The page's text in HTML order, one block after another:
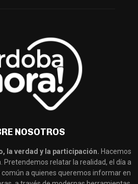
NOSOTROS
la verdad y la participación. Hacemos
Pretendemos relatar la realidad, el día a
común a quienes queremos informar en